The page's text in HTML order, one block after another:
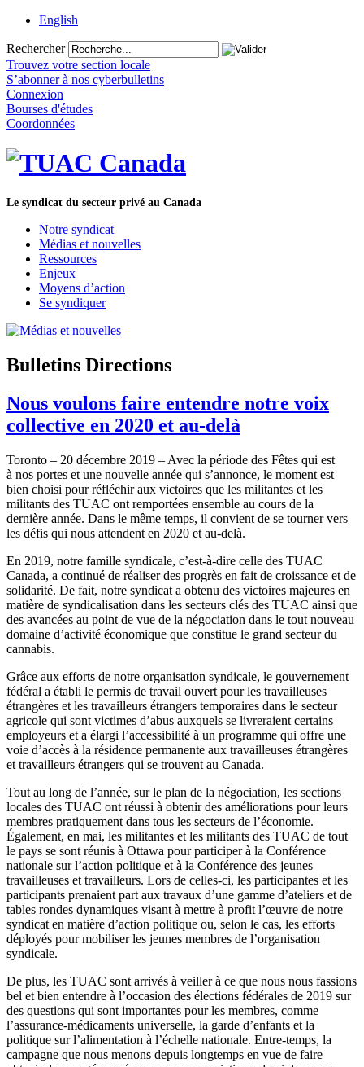
English
Rechercher
Trouvez votre section locale
S’abonner à nos cyberbulletins
Connexion
Bourses d'études
Coordonnées
Le syndicat du secteur privé au Canada
Notre syndicat
Médias et nouvelles
Ressources
Enjeux
Moyens d’action
Se syndiquer
Bulletins Directions
Nous voulons faire entendre notre voix
collective en 2020 et au-delà
Toronto – 20 décembre 2019 – Avec la période des Fêtes qui est
à nos portes et une nouvelle année qui s’annonce, le moment est
bien choisi pour réfléchir aux victoires que les militantes et les
militants des TUAC ont remportées ensemble au cours de la
dernière année. Dans le même temps, il convient de se tourner vers
les défis qui nous attendent en 2020 et au-delà.
En 2019, notre famille syndicale, c’est-à-dire celle des TUAC
Canada, a continué de réaliser des progrès en fait de croissance et de
solidarité. De fait, notre syndicat a obtenu des victoires majeures en
matière de syndicalisation dans les secteurs clés des TUAC ainsi que
des avancées au point de vue de la négociation dans le tout nouveau
domaine d’activité économique que constitue le grand secteur du
cannabis.
Grâce aux efforts de notre organisation syndicale, le gouvernement
fédéral a établi le permis de travail ouvert pour les travailleuses
étrangères et les travailleurs étrangers temporaires dans le secteur
agricole qui sont victimes d’abus auxquels se livreraient certains
employeurs et a élargi l’accessibilité à un programme qui offre une
voie d’accès à la résidence permanente aux travailleuses étrangères
et travailleurs étrangers qui se trouvent au Canada.
Tout au long de l’année, sur le plan de la négociation, les sections
locales des TUAC ont réussi à obtenir des améliorations pour leurs
membres pratiquement dans tous les secteurs de l’économie.
Également, en mai, les militantes et les militants des TUAC de tout
le pays se sont réunis à Ottawa pour participer à la Conférence
nationale sur l’action politique et à la Conférence des jeunes
travailleuses et travailleurs. Lors de celles-ci, les participantes et les
participants prenaient part aux travaux d’une gamme d’ateliers et de
tables rondes dynamiques visant à mettre à profit l’œuvre de notre
syndicat en matière d’action politique ou, selon le cas, les efforts
déployés pour mobiliser les jeunes membres de l’organisation
syndicale.
De plus, les TUAC sont arrivés à veiller à ce que nous nous fassions
bel et bien entendre à l’occasion des élections fédérales de 2019 sur
des questions qui sont importantes pour les membres, comme
l’assurance-médicaments universelle, la garde d’enfants et la
politique sur l’alimentation à l’échelle nationale. Entre-temps, la
campagne que nous menons depuis longtemps en vue de faire